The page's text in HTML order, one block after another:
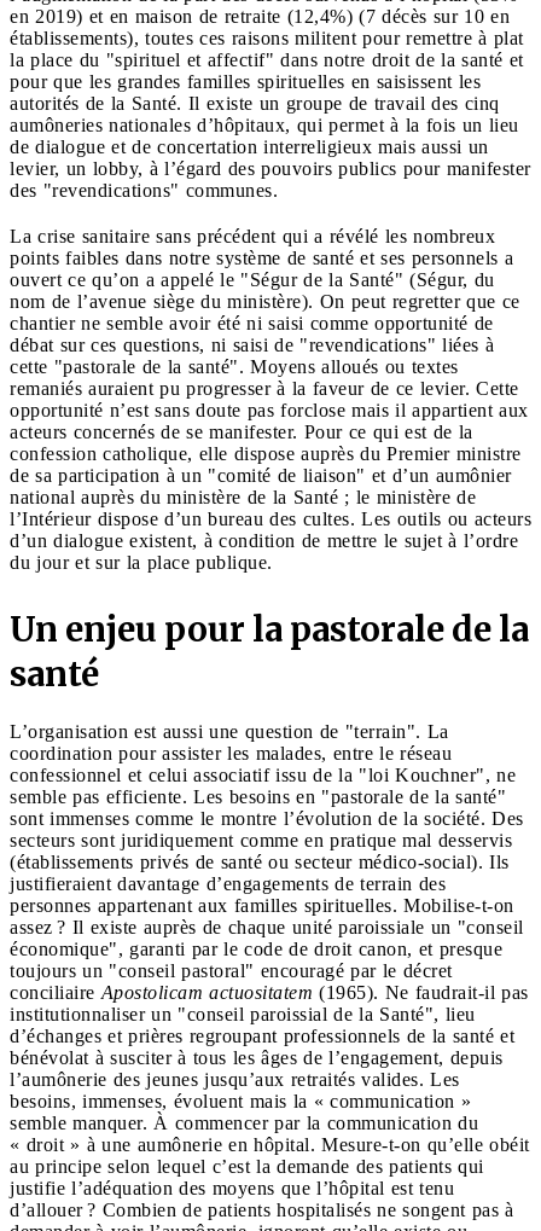
en 2019) et en maison de retraite (12,4%) (7 décès sur 10 en
établissements), toutes ces raisons militent pour remettre à plat
la place du "spirituel et affectif" dans notre droit de la santé et
pour que les grandes familles spirituelles en saisissent les
autorités de la Santé. Il existe un groupe de travail des cinq
aumôneries nationales d’hôpitaux, qui permet à la fois un lieu
de dialogue et de concertation interreligieux mais aussi un
levier, un lobby, à l’égard des pouvoirs publics pour manifester
des "revendications" communes.
La crise sanitaire sans précédent qui a révélé les nombreux
points faibles dans notre système de santé et ses personnels a
ouvert ce qu’on a appelé le "Ségur de la Santé" (Ségur, du
nom de l’avenue siège du ministère). On peut regretter que ce
chantier ne semble avoir été ni saisi comme opportunité de
débat sur ces questions, ni saisi de "revendications" liées à
cette "pastorale de la santé". Moyens alloués ou textes
remaniés auraient pu progresser à la faveur de ce levier. Cette
opportunité n’est sans doute pas forclose mais il appartient aux
acteurs concernés de se manifester. Pour ce qui est de la
confession catholique, elle dispose auprès du Premier ministre
de sa participation à un "comité de liaison" et d’un aumônier
national auprès du ministère de la Santé ; le ministère de
l’Intérieur dispose d’un bureau des cultes. Les outils ou acteurs
d’un dialogue existent, à condition de mettre le sujet à l’ordre
du jour et sur la place publique.
Un enjeu pour la pastorale de la
santé
L’organisation est aussi une question de "terrain". La
coordination pour assister les malades, entre le réseau
confessionnel et celui associatif issu de la "loi Kouchner", ne
semble pas efficiente. Les besoins en "pastorale de la santé"
sont immenses comme le montre l’évolution de la société. Des
secteurs sont juridiquement comme en pratique mal desservis
(établissements privés de santé ou secteur médico-social). Ils
justifieraient davantage d’engagements de terrain des
personnes appartenant aux familles spirituelles. Mobilise-t-on
assez ? Il existe auprès de chaque unité paroissiale un "conseil
économique", garanti par le code de droit canon, et presque
toujours un "conseil pastoral" encouragé par le décret
conciliaire Apostolicam actuositatem (1965). Ne faudrait-il pas
institutionnaliser un "conseil paroissial de la Santé", lieu
d’échanges et prières regroupant professionnels de la santé et
bénévolat à susciter à tous les âges de l’engagement, depuis
l’aumônerie des jeunes jusqu’aux retraités valides. Les
besoins, immenses, évoluent mais la « communication »
semble manquer. À commencer par la communication du
« droit » à une aumônerie en hôpital. Mesure-t-on qu’elle obéit
au principe selon lequel c’est la demande des patients qui
justifie l’adéquation des moyens que l’hôpital est tenu
d’allouer ? Combien de patients hospitalisés ne songent pas à